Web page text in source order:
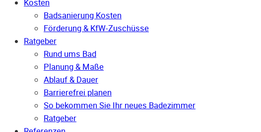
Kosten
Badsanierung Kosten
Förderung & KfW-Zuschüsse
Ratgeber
Rund ums Bad
Planung & Maße
Ablauf & Dauer
Barrierefrei planen
So bekommen Sie Ihr neues Badezimmer
Ratgeber